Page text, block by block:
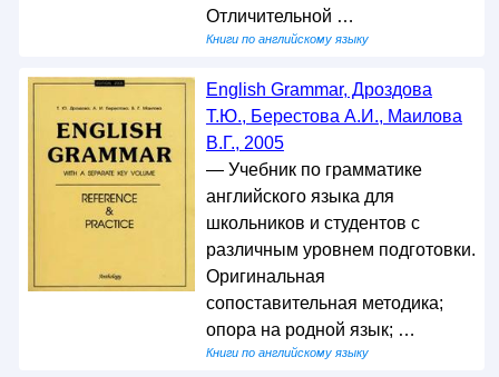
Отличительной …
Книги по английскому языку
English Grammar, Дроздова
Т.Ю., Берестова А.И., Маилова
В.Г., 2005
— Учебник по грамматике
английского языка для
школьников и студентов с
различным уровнем подготовки.
Оригинальная
сопоставительная методика;
опора на родной язык; …
Книги по английскому языку